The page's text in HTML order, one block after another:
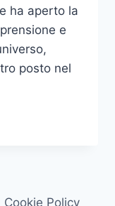
ha aperto la
e
posto nel
Cookie Policy